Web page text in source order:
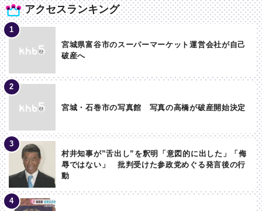
アクセスランキング
宮城県富谷市のスーパーマーケット運営会社が自己
破産へ
宮城・石巻市の写真館 写真の高橋が破産開始決定
村井知事が”舌出し”を釈明「意図的に出した」「侮
辱ではない」 批判受けた参政党めぐる発言後の行
動